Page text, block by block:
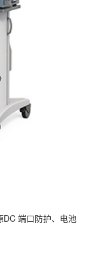
DC 端口防护、电池